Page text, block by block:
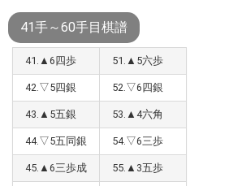
41手～60手目棋譜
41.▲6四歩 51.▲5六歩
42.▽5四銀 52.▽6四銀
43.▲5五銀 53.▲4六角
44.▽5五同銀 54.▽6三歩
45.▲6三歩成 55.▲3五歩